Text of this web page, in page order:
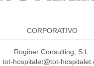
CORPORATIVO
Rogiber Consulting, S.L.
tot-hospitalet@tot-